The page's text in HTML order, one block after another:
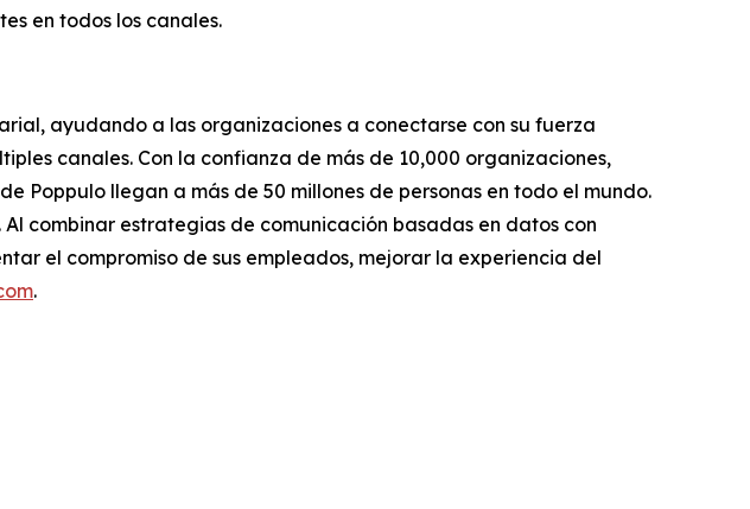
en todos los canales.
ayudando a las organizaciones a conectarse con su fuerza
canales. Con la confianza de más de 10,000 organizaciones,
Poppulo llegan a más de 50 millones de personas en todo el mundo.
combinar estrategias de comunicación basadas en datos con
el compromiso de sus empleados, mejorar la experiencia del
.